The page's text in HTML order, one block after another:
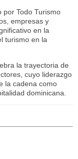
por Todo Turismo
empresas y
en la
turismo en la
la trayectoria de
cuyo liderazgo
la cadena como
dominicana.